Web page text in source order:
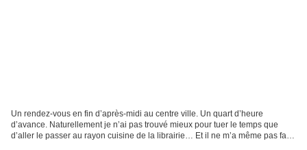
Un rendez-vous en fin d’après-midi au centre ville. Un quart d’heure
d’avance. Naturellement je n’ai pas trouvé mieux pour tuer le temps que
d’aller le passer au rayon cuisine de la librairie… Et il ne m’a même pas fallu